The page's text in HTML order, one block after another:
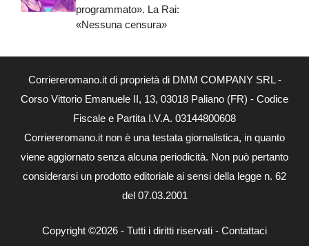
programmato». La Rai:
«Nessuna censura»
Corriereromano.it di proprietà di DMM COMPANY SRL -
Corso Vittorio Emanuele II, 13, 03018 Paliano (FR) - Codice
Fiscale e Partita I.V.A. 03144800608
Corriereromano.it non è una testata giornalistica, in quanto
viene aggiornato senza alcuna periodicità. Non può pertanto
considerarsi un prodotto editoriale ai sensi della legge n. 62
del 07.03.2001
Copyright ©2026 - Tutti i diritti riservati - Contattaci